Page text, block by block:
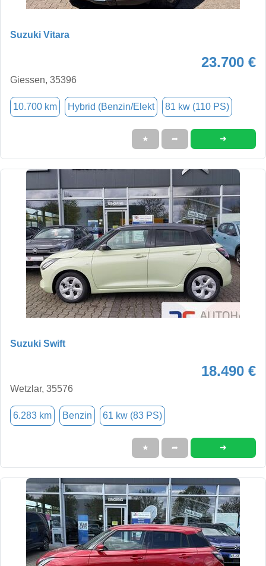
Suzuki Vitara
23.700 €
Giessen, 35396
10.700 km Hybrid (Benzin/Elekt 81 kw (110 PS)
★ ➦ ➜
Suzuki Swift
18.490 €
Wetzlar, 35576
6.283 km Benzin 61 kw (83 PS)
★ ➦ ➜